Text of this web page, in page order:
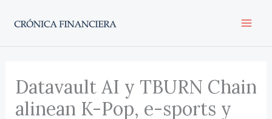
Datavault AI y TBURN Chain
alinean K-Pop, e-sports y